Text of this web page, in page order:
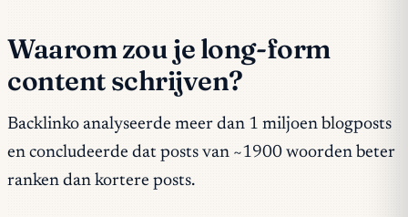
Waarom zou je long-form
content schrijven?
Backlinko analyseerde meer dan 1 miljoen blogposts
en concludeerde dat posts van ~1900 woorden beter
ranken dan kortere posts.